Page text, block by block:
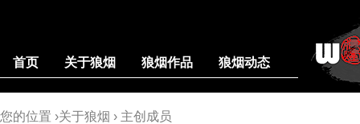
首页 关于狼烟 狼烟作品 狼烟动态
您的位置 ›关于狼烟 › 主创成员